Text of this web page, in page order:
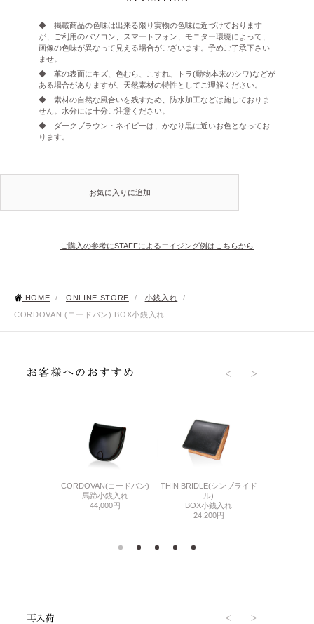
◆ 掲載商品の色味は出来る限り実物の色味に近づけております
が、ご利用のパソコン、スマートフォン、モニター環境によって、
画像の色味が異なって見える場合がございます。予めご了承下さい
ませ。
◆ 革の表面にキズ、色むら、こすれ、トラ(動物本来のシワ)などが
ある場合がありますが、天然素材の特性としてご理解ください。
◆ 素材の自然な風合いを残すため、防水加工などは施しておりま
せん。水分には十分ご注意ください。
◆ ダークブラウン・ネイビーは、かなり黒に近いお色となってお
ります。
お気に入りに追加
ご購入の参考にSTAFFによるエイジング例はこちらから
HOME / ONLINE STORE / 小銭入れ
/
CORDOVAN (コードバン) BOX小銭入れ
CORDOVAN(コードバン)
馬蹄小銭入れ
44,000円
THIN BRIDLE(シンブライド
ル)
BOX小銭入れ
24,200円